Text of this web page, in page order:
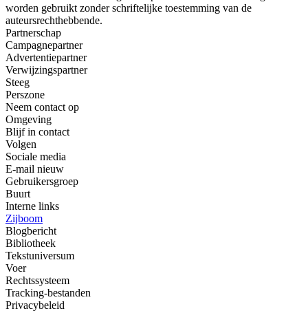
worden gebruikt zonder schriftelijke toestemming van de
auteursrechthebbende.
Partnerschap
Campagnepartner
Advertentiepartner
Verwijzingspartner
Steeg
Perszone
Neem contact op
Omgeving
Blijf in contact
Volgen
Sociale media
E-mail nieuw
Gebruikersgroep
Buurt
Interne links
Zijboom
Blogbericht
Bibliotheek
Tekstuniversum
Voer
Rechtssysteem
Tracking-bestanden
Privacybeleid